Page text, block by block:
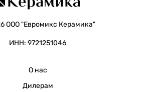
ООО "Евромикс Керамика"
ИНН: 9721251046
О нас
Дилерам